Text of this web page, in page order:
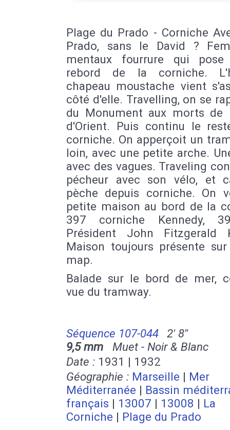
Plage du Prado - Corniche
Prado, sans le David ?
mentaux fourrure qui
rebord de la corniche.
chapeau moustache vient
côté d'elle. Travelling, on se
du Monument aux morts de
d'Orient. Puis continu le
corniche. On apperçoit un
loin, avec une petite arche.
avec des vagues. Traveling
pécheur avec son vélo, et
pèche depuis corniche. On
petite maison au bord de la
397 corniche Kennedy,
Président John Fitzgerald
Maison toujours présente
map.
Balade sur le bord de mer,
vue du tramway.
Séquence 107-044
2' 8''
9,5 mm Muet - Noir & Blanc
Date : 1931 | 1932
Géographie : Marseille | Mer
Méditerranée | Bassin
français | 13007 | 13008 | La
Corniche | Plage du Prado